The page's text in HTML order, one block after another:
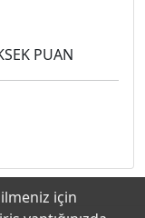
PUAN
için